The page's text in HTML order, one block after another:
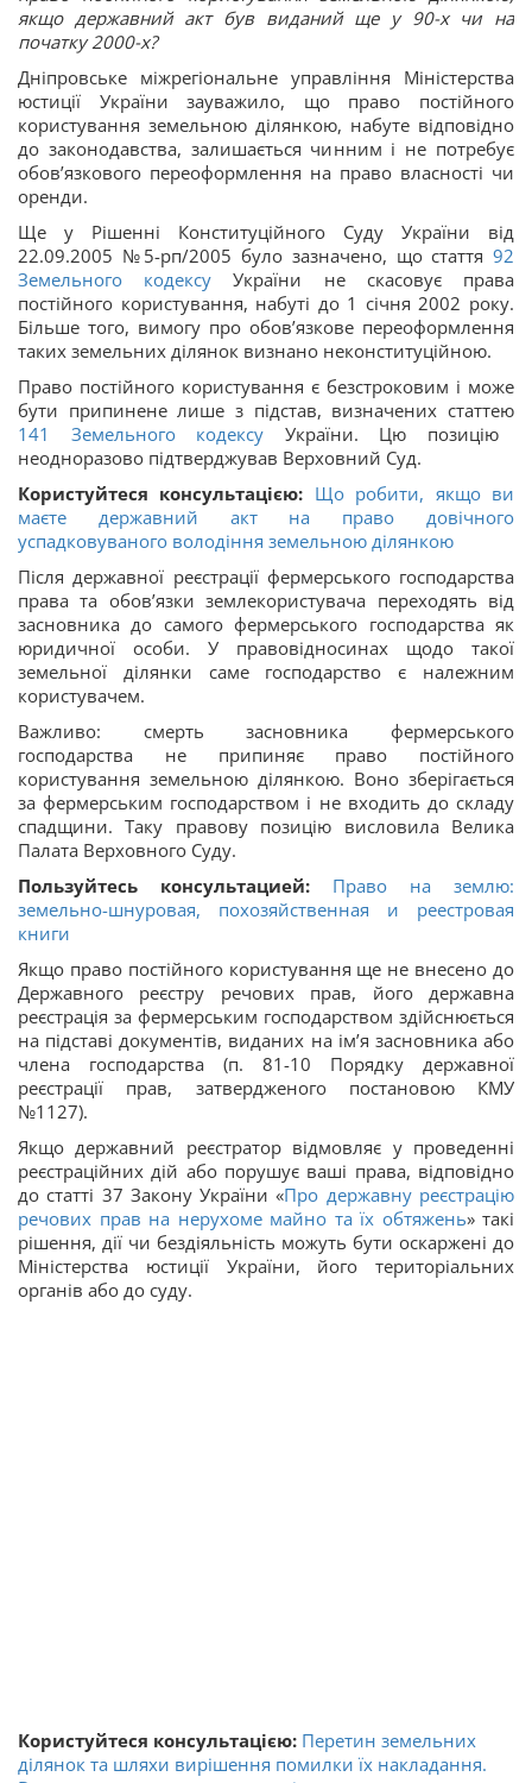
якщо державний акт був виданий ще у 90-х чи на
початку 2000-х?
Дніпровське міжрегіональне управління Міністерства
юстиції України зауважило, що право постійного
користування земельною ділянкою, набуте відповідно
до законодавства, залишається чинним і не потребує
обов’язкового переоформлення на право власності чи
оренди.
Ще у Рішенні Конституційного Суду України від
22.09.2005 №5-рп/2005 було зазначено, що стаття 92
Земельного кодексу України не скасовує права
постійного користування, набуті до 1 січня 2002 року.
Більше того, вимогу про обов’язкове переоформлення
таких земельних ділянок визнано неконституційною.
Право постійного користування є безстроковим і може
бути припинене лише з підстав, визначених статтею
141 Земельного кодексу України. Цю позицію
неодноразово підтверджував Верховний Суд.
Користуйтеся консультацією: Що робити, якщо ви
маєте державний акт на право довічного
успадковуваного володіння земельною ділянкою
Після державної реєстрації фермерського господарства
права та обов’язки землекористувача переходять від
засновника до самого фермерського господарства як
юридичної особи. У правовідносинах щодо такої
земельної ділянки саме господарство є належним
користувачем.
Важливо: смерть засновника фермерського
господарства не припиняє право постійного
користування земельною ділянкою. Воно зберігається
за фермерським господарством і не входить до складу
спадщини. Таку правову позицію висловила Велика
Палата Верховного Суду.
Пользуйтесь консультацией:
Право на землю:
земельно-шнуровая, похозяйственная и реестровая
книги
Якщо право постійного користування ще не внесено до
Державного реєстру речових прав, його державна
реєстрація за фермерським господарством здійснюється
на підставі документів, виданих на ім’я засновника або
члена господарства (п. 81-10 Порядку державної
реєстрації прав, затвердженого постановою КМУ
№1127).
Якщо державний реєстратор відмовляє у проведенні
реєстраційних дій або порушує ваші права, відповідно
до статті 37 Закону України «Про державну реєстрацію
речових прав на нерухоме майно та їх обтяжень» такі
рішення, дії чи бездіяльність можуть бути оскаржені до
Міністерства юстиції України, його територіальних
органів або до суду.
Користуйтеся консультацією: Перетин земельних
ділянок та шляхи вирішення помилки їх накладання.